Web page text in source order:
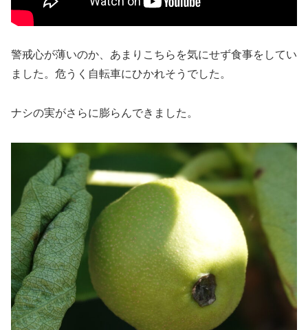
警戒心が薄いのか、あまりこちらを気にせず食事をしてい
ました。危うく自転車にひかれそうでした。
ナシの実がさらに膨らんできました。